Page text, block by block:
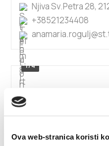
Ova web-stranica koristi
Njiva Sv.Petra 28,
+38521234408
1/4
Andreas
Primorska ulica 64,